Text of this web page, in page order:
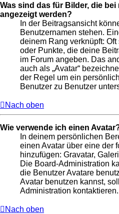
Was sind das für Bilder, die
angezeigt werden?
In der Beitragsansicht
Benutzernamen stehen.
deinem Rang verknüpft:
oder Punkte, die deine
im Forum angeben. Das
auch als „Avatar“
der Regel um ein
Benutzer zu Benutzer
Nach oben
Wie verwende ich einen
In deinem persönlichen
einen Avatar über eine der
hinzufügen: Gravatar,
Die Board-Administration
die Benutzer Avatare
Avatar benutzen kannst,
Administration kontaktieren.
Nach oben